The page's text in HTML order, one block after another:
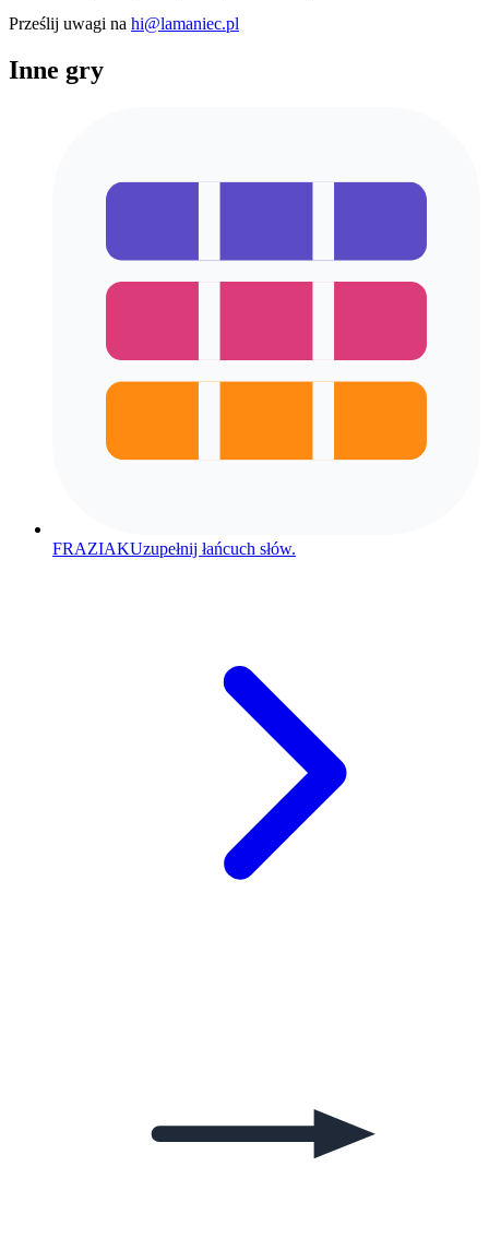
Prześlij uwagi na hi@lamaniec.pl
Inne gry
FRAZIAKUzupełnij łańcuch słów.